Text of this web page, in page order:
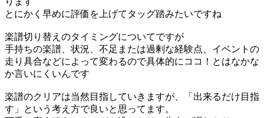
とにかく早めに評価を上げてタッグ踏みたいですね
楽譜切り替えのタイミングについてですが
手持ちの楽譜、状況、不足または過剰な経験点、イベントの
走り具合などによって変わるので具体的にココ！とはなかな
か言いにくいんです
楽譜のクリアは当然目指していきますが、「出来るだけ目指
す」という考え方で良いと思ってます。